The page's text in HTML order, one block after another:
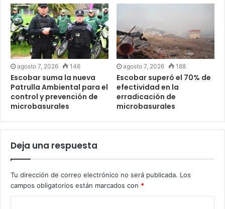
agosto 7, 2026 146
Escobar suma la nueva
Patrulla Ambiental para el
control y prevención de
microbasurales
agosto 7, 2026 188
Escobar superó el 70% de
efectividad en la
erradicación de
microbasurales
Deja una respuesta
Tu dirección de correo electrónico no será publicada. Los
campos obligatorios están marcados con *